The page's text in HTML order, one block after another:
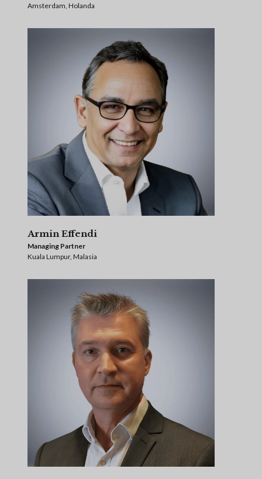
Amsterdam, Holanda
Armin Effendi
Managing Partner
Kuala Lumpur, Malasia